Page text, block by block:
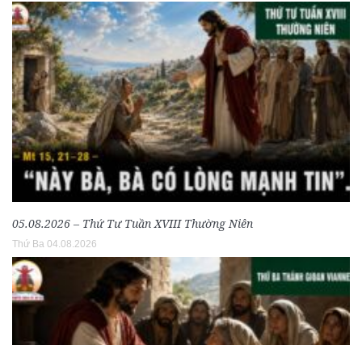
05.08.2026 – Thứ Tư Tuần XVIII Thường Niên
Thứ Ba 04.08.2026